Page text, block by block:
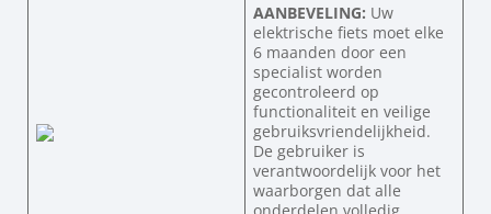
AANBEVELING: Uw
elektrische fiets moet elke
6 maanden door een
specialist worden
gecontroleerd op
functionaliteit en veilige
gebruiksvriendelijkheid.
De gebruiker is
verantwoordelijk voor het
waarborgen dat alle
onderdelen volledig